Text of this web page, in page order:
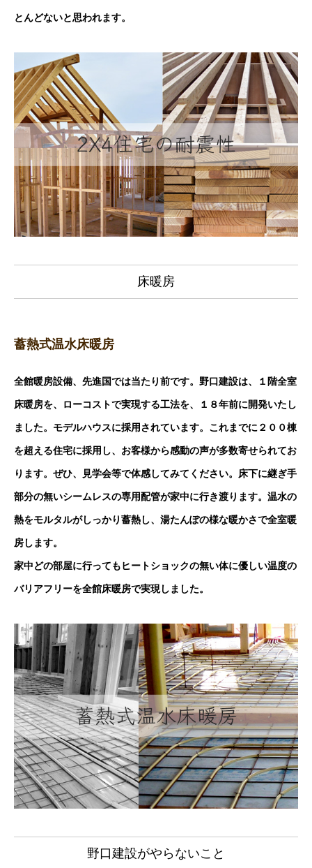
とんどないと思われます。
床暖房
蓄熱式温水床暖房
全館暖房設備、先進国では当たり前です。野口建設は、１階全室
床暖房を、ローコストで実現する工法を、１８年前に開発いたし
ました。モデルハウスに採用されています。これまでに２００棟
を超える住宅に採用し、お客様から感動の声が多数寄せられてお
ります。ぜひ、見学会等で体感してみてください。床下に継ぎ手
部分の無いシームレスの専用配管が家中に行き渡ります。温水の
熱をモルタルがしっかり蓄熱し、湯たんぽの様な暖かさで全室暖
房します。
家中どの部屋に行ってもヒートショックの無い体に優しい温度の
バリアフリーを全館床暖房で実現しました。
野口建設がやらないこと